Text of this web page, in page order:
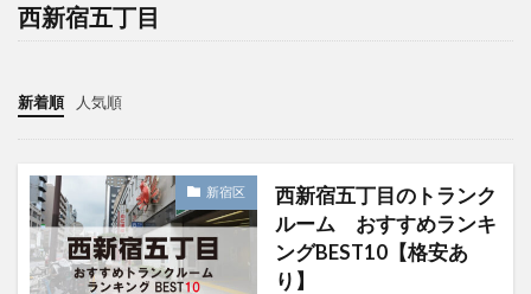
西新宿五丁目
新着順 人気順
新宿区
西新宿五丁目のトランク
ルーム おすすめランキ
ングBEST10【格安あ
り】